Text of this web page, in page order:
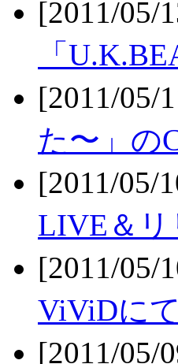
[2011/
「
[2011/
た〜」の
[2011/05/
LIVE＆
[2011/
ViViDに
[2011/